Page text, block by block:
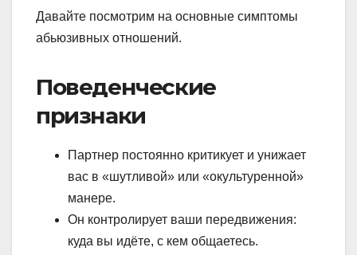
Давайте посмотрим на основные симптомы
абьюзивных отношений.
Поведенческие
признаки
Партнер постоянно критикует и унижает
вас в «шутливой» или «окультуренной»
манере.
Он контролирует ваши передвижения:
куда вы идёте, с кем общаетесь.